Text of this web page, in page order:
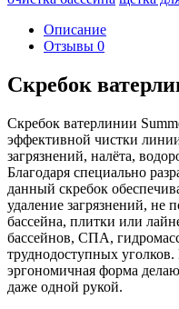
Описание
Отзывы 0
Скребок
Скребок ватерлинии
эффективной чистки
загрязнений, налёта,
Благодаря специально
данный скребок
удаление загрязнений, не
бассейна, плитки или
бассейнов, СПА,
труднодоступных
эргономичная форма
даже одной рукой.